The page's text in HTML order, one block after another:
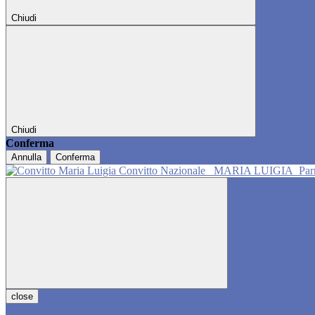
Chiudi
Chiudi
Conferma
Annulla Conferma
Convitto Nazionale MARIA LUIGIA
close